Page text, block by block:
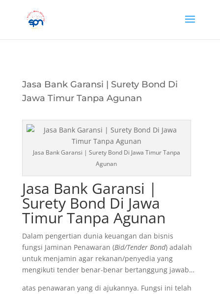
Jasa Bank Garansi | Surety Bond Di
Jawa Timur Tanpa Agunan
Jasa Bank Garansi | Surety Bond Di Jawa Timur Tanpa
Agunan
Jasa Bank Garansi |
Surety Bond Di Jawa
Timur Tanpa Agunan
Dalam pengertian dunia keuangan dan bisnis
fungsi Jaminan Penawaran (Bid/Tender Bond) adalah
untuk menjamin agar rekanan/penyedia yang
mengikuti tender benar-benar bertanggung jawab…
atas penawaran yang di ajukannya. Fungsi ini telah